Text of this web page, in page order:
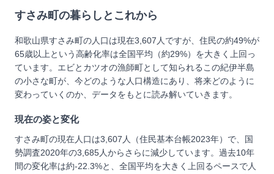
すさみ町 の暮らしとこれから
和歌山県すさみ町の人口は現在3,607人ですが、住民の約49%が
65歳以上という高齢化率は全国平均（約29%）を大きく上回っ
ています。エビとカツオの漁師町として知られるこの紀伊半島
の小さな町が、今どのような人口構造にあり、将来どのように
変わっていくのか、データをもとに読み解いていきます。
現在の姿と変化
すさみ町の現在人口は3,607人（住民基本台帳2023年）で、国
勢調査2020年の3,685人からさらに減少しています。過去10年
間の変化率は約-22.3%と、全国平均を大きく上回るペースで人